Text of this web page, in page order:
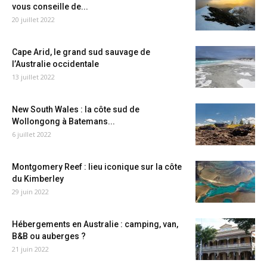
vous conseille de...
20 juillet 2022
Cape Arid, le grand sud sauvage de
l’Australie occidentale
13 juillet 2022
New South Wales : la côte sud de
Wollongong à Batemans...
6 juillet 2022
Montgomery Reef : lieu iconique sur la côte
du Kimberley
29 juin 2022
Hébergements en Australie : camping, van,
B&B ou auberges ?
21 juin 2022